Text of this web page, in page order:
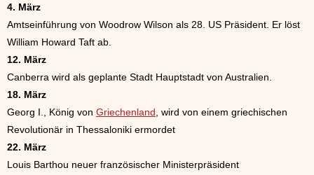
4. März
Amtseinführung von Woodrow Wilson als 28. US Präsident. Er löst
William Howard Taft ab.
12. März
Canberra wird als geplante Stadt Hauptstadt von Australien.
18. März
Georg I., König von Griechenland , wird von einem griechischen
Revolutionär in Thessaloniki ermordet
22. März
Louis Barthou neuer französischer Ministerpräsident